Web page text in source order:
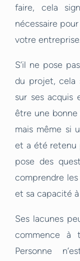
faire, cela
nécessaire
votre
S’il ne pose
du projet, cela
sur ses acquis
être une bonne
mais même si
et a été retenu
pose des
comprendre
et sa capacité
Ses lacunes
commence à
Personne